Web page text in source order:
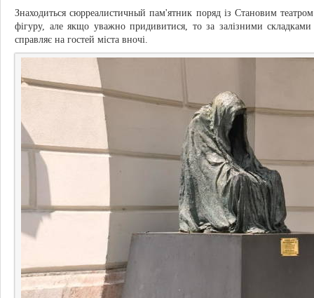
Знаходиться сюрреалистичный пам'ятник поряд із Становим
фігуру, але якщо уважно придивитися, то за залізними
справляє на гостей міста вночі.